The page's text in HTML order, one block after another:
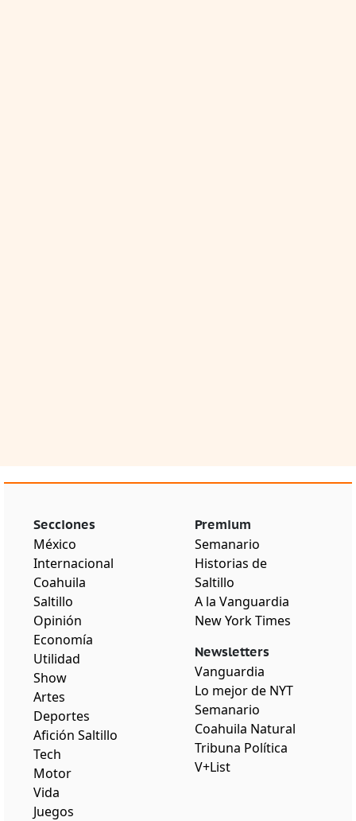
Secciones
México
Internacional
Coahuila
Saltillo
Opinión
Economía
Utilidad
Show
Artes
Deportes
Afición Saltillo
Tech
Motor
Vida
Juegos
Premium
Semanario
Historias de
Saltillo
A la Vanguardia
New York Times
Newsletters
Vanguardia
Lo mejor de NYT
Semanario
Coahuila Natural
Tribuna Política
V+List